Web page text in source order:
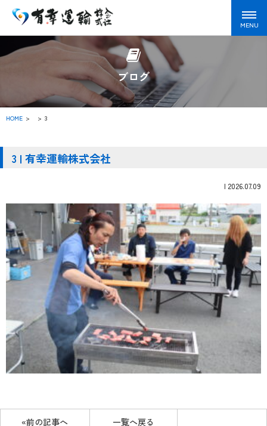
ブログ
HOME > 3
3 | 有幸運輸株式会社
| 2026.07.09
«前の記事へ 一覧へ戻る